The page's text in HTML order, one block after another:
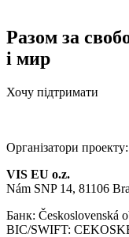
Разом за
і мир
Хочу підтримати
Організатори проекту:
VIS EU o.z.
Nám SNP 14, 81106
Банк: Československá
BIC/SWIFT: